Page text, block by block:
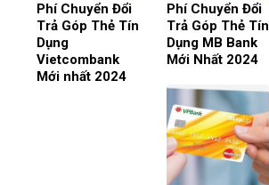
Phí Chuyển Đổi
Trả Góp Thẻ Tín
Dụng
Vietcombank
Mới nhất 2024
Phí Chuyển Đổi
Trả Góp Thẻ Tín
Dụng MB Bank
Mới Nhất 2024